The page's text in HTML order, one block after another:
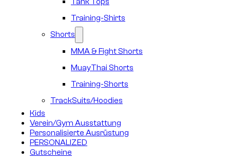
Training-Shirts
Shorts
MMA & Fight Shorts
MuayThai Shorts
Training-Shorts
TrackSuits/Hoodies
Kids
Verein/Gym Ausstattung
Personalisierte Ausrüstung
PERSONALIZED
Gutscheine